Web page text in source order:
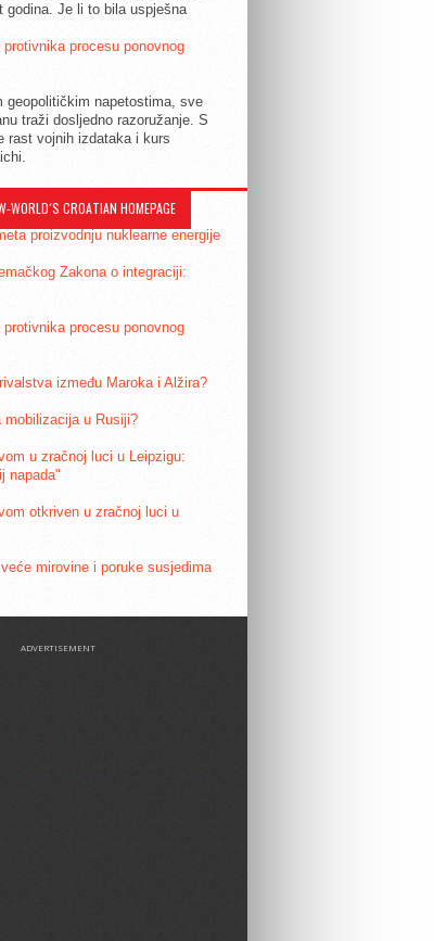
godina. Je li to bila uspješna
procesu ponovnog
geopolitičkim napetostima, sve
traži dosljedno razoružanje. S
rast vojnih izdataka i kurs
WORLD´S CROATIAN HOMEPAGE
proizvodnju nuklearne energije
Zakona o integraciji:
procesu ponovnog
između Maroka i Alžira?
mobilizacija u Rusiji?
u zračnoj luci u Leipzigu:
napada"
otkriven u zračnoj luci u
mirovine i poruke susjedima
ADVERTISEMENT